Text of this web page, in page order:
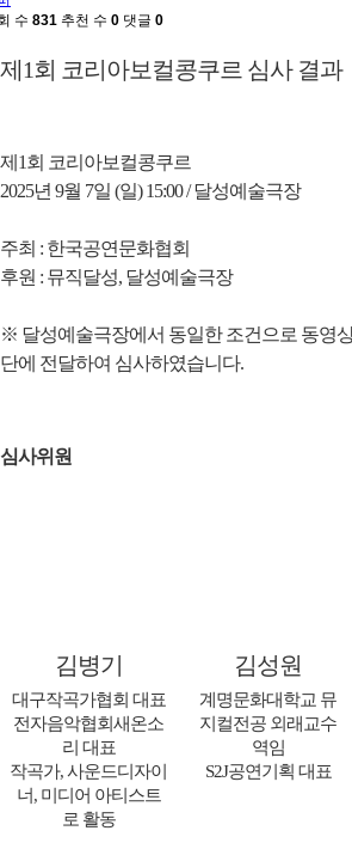
수 831 추천 수 0 댓글 0
제1회 코리아보컬콩쿠르 심사 결과
제1회 코리아보컬콩쿠르
2025년 9월 7일 (일) 15:00 / 달성예술극장
주최 : 한국공연문화협회
후원 : 뮤직달성, 달성예술극장
※ 달성예술극장에서 동일한 조건으로 동영
단에 전달하여 심사하였습니다.
심사위원
김병기
대구작곡가협회 대표
전자음악협회새온소
리 대표
작곡가, 사운드디자이
너, 미디어 아티스트
로 활동
김성원
계명문화대학교 뮤
지컬전공 외래교수
역임
S2J공연기획 대표